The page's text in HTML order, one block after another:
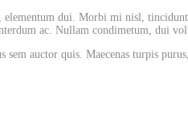
dui. Morbi mi nisl,
ac. Nullam condimetum, dui
auctor quis. Maecenas turpis